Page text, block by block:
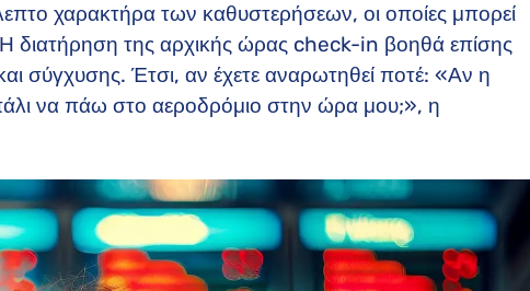
χαρακτήρα των καθυστερήσεων, οι οποίες μπορεί
διατήρηση της αρχικής ώρας check-in βοηθά επίσης
σύγχυσης. Έτσι, αν έχετε αναρωτηθεί ποτέ: «Αν η
να πάω στο αεροδρόμιο στην ώρα μου;», η